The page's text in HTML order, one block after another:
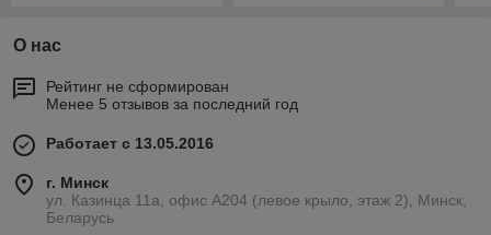
О нас
Рейтинг не сформирован
Менее 5 отзывов за последний год
Работает с 13.05.2016
г. Минск
ул. Казинца 11а, офис А204 (левое крыло, этаж 2), Минск,
Беларусь